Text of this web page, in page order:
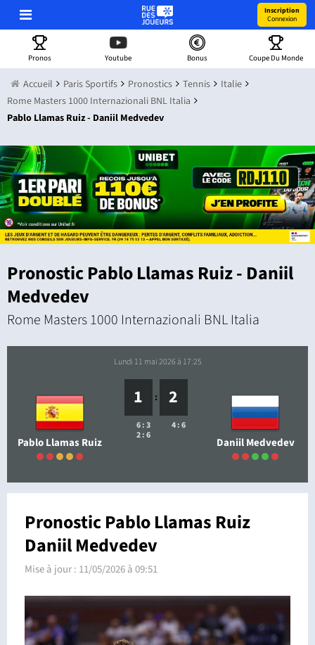
Inscription
Connexion
Pronos Youtube Bonus Coupe Du Monde
Accueil Paris Sportifs Pronostics Tennis
Italie
Rome Masters 1000 Internazionali BNL Italia
Pablo Llamas Ruiz - Daniil Medvedev
Pronostic Pablo Llamas Ruiz - Daniil
Medvedev
Rome Masters 1000 Internazionali BNL Italia
Pablo Llamas Ruiz
1 : 2
6 : 3
4 : 6
2 : 6
lundi 11 mai 2026 à 17:25
Daniil Medvedev
Pronostic Pablo Llamas Ruiz
Daniil Medvedev
Mise à jour : 11/05/2026 à 09:51